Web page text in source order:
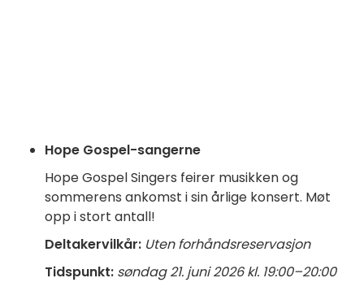
Hope Gospel-sangerne
Hope Gospel Singers feirer musikken og
sommerens ankomst i sin årlige konsert. Møt
opp i stort antall!
Deltakervilkår: Uten forhåndsreservasjon
Tidspunkt: søndag 21. juni 2026 kl. 19:00–20:00